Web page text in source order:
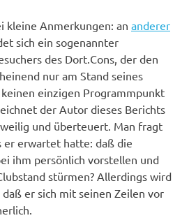
kleine Anmerkungen: an anderer
sich ein sogenannter
des Dort.Cons, der den
nur am Stand seines
einzigen Programmpunkt
der Autor dieses Berichts
und überteuert. Man fragt
er erwartet hatte: daß die
ihm persönlich vorstellen und
stürmen? Allerdings wird
er sich mit seinen Zeilen vor